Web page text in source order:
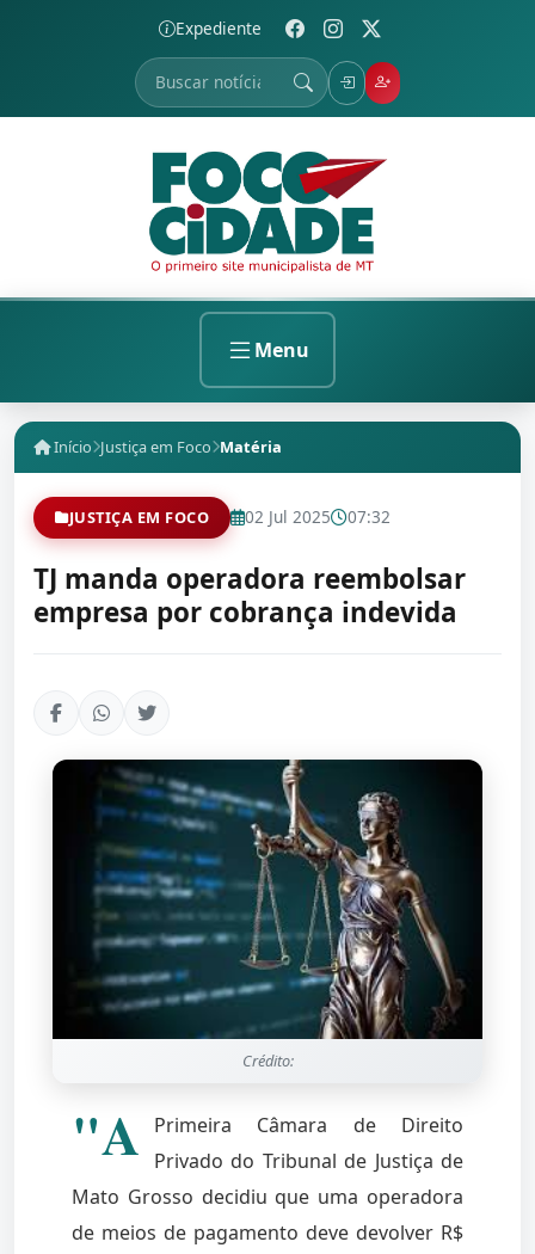
Expediente
Menu
Início Justiça em Foco Matéria
JUSTIÇA EM FOCO 02 Jul 2025 07:32
TJ manda operadora reembolsar
empresa por cobrança indevida
Crédito:
"A
Primeira Câmara de Direito
Privado do Tribunal de Justiça de
Mato Grosso decidiu que uma operadora
de meios de pagamento deve devolver R$